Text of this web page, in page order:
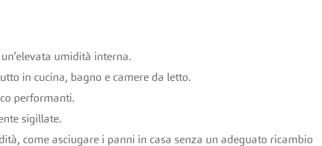
umidità interna.
in cucina, bagno e camere da letto.
performanti.
sigillate.
come asciugare i panni in casa senza un adeguato ricambio